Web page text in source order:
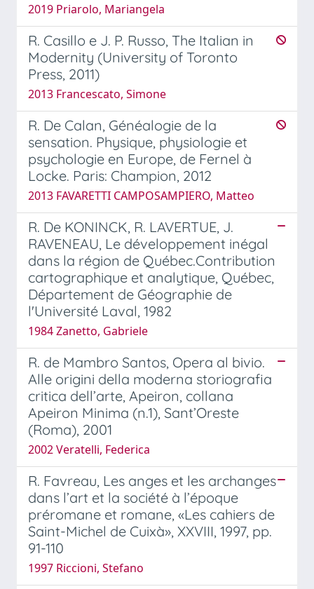
2019 Priarolo, Mariangela
R. Casillo e J. P. Russo, The Italian in
Modernity (University of Toronto
Press, 2011)
2013 Francescato, Simone
R. De Calan, Généalogie de la
sensation. Physique, physiologie et
psychologie en Europe, de Fernel à
Locke. Paris: Champion, 2012
2013 FAVARETTI CAMPOSAMPIERO, Matteo
R. De KONINCK, R. LAVERTUE, J.
RAVENEAU, Le développement inégal
dans la région de Québec.Contribution
cartographique et analytique, Québec,
Département de Géographie de
l'Université Laval, 1982
1984 Zanetto, Gabriele
R. de Mambro Santos, Opera al bivio.
Alle origini della moderna storiografia
critica dell’arte, Apeiron, collana
Apeiron Minima (n.1), Sant’Oreste
(Roma), 2001
2002 Veratelli, Federica
R. Favreau, Les anges et les archanges
dans l’art et la société à l’époque
préromane et romane, «Les cahiers de
Saint-Michel de Cuixà», XXVIII, 1997, pp.
91-110
1997 Riccioni, Stefano